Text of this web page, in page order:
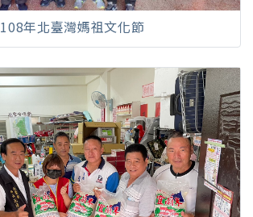
108年北臺灣媽祖文化節